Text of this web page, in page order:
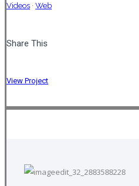
Videos · Web
Share This
View Project